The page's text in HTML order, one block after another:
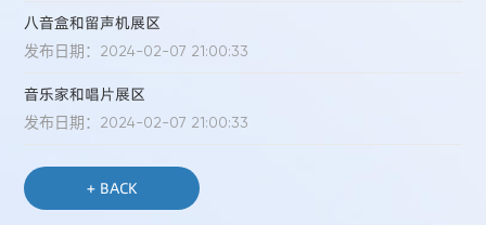
八音盒和留声机展区
发布日期：2024-02-07 21:00:33
音乐家和唱片展区
发布日期：2024-02-07 21:00:33
+ BACK